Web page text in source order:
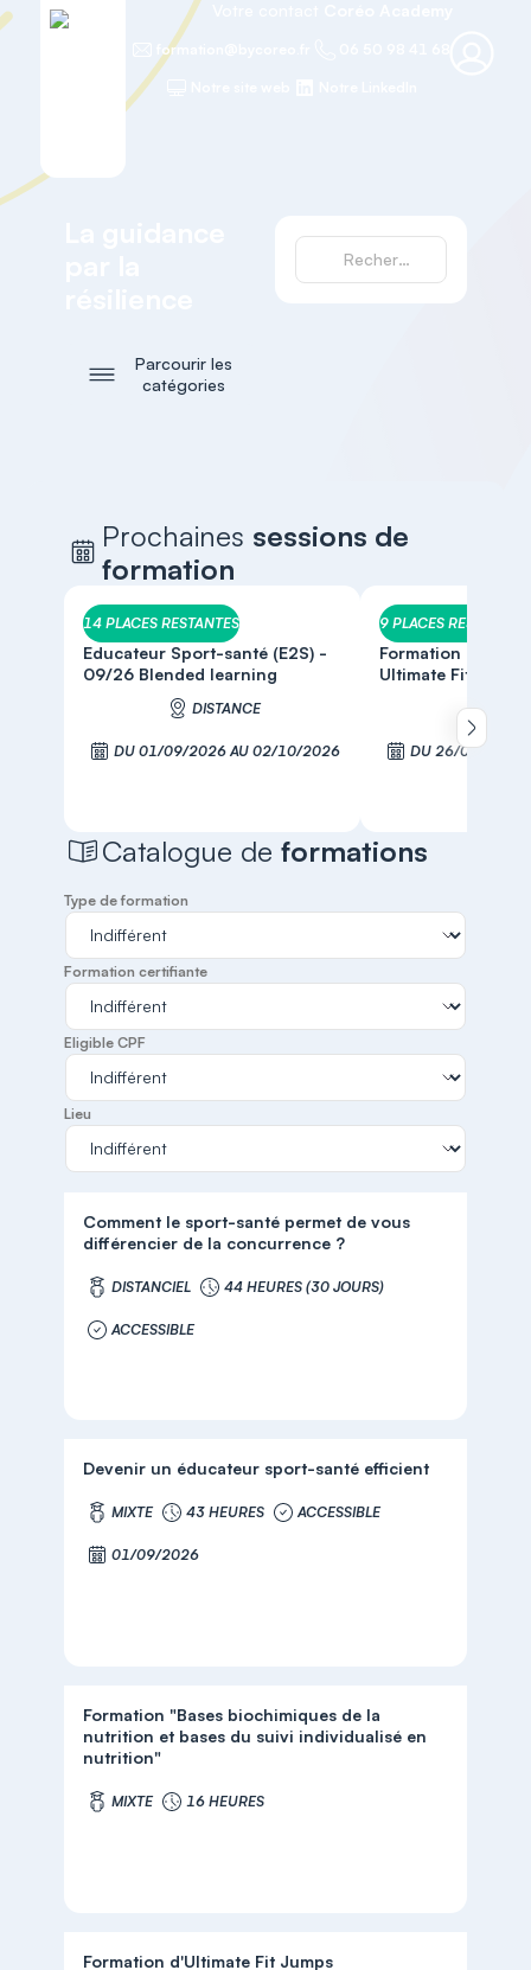
formation@bycoreo.fr
Parcourir les
catégories
Prochaines sessions de
formation
14 PLACES RESTANTES
Educateur Sport-santé (E2S) -
09/26 Blended learning
DISTANCE
DU 01/09/2026 AU 02/10/2026
9 PLACES RESTANTES
Formation initiale
Ultimate Fit-
DU 26/09/2026
Défiler
Catalogue deformations
Type de formation
Formation certifiante
Eligible CPF
Lieu
Comment le sport-santé permet de vous
différencier de la concurrence ?
DISTANCIEL 44 HEURES (30 JOURS)
ACCESSIBLE
Devenir un éducateur sport-santé efficient
MIXTE 43 HEURES ACCESSIBLE
01/09/2026
Formation "Bases biochimiques de la
nutrition et bases du suivi individualisé en
nutrition"
MIXTE 16 HEURES
Formation d'Ultimate Fit Jumps